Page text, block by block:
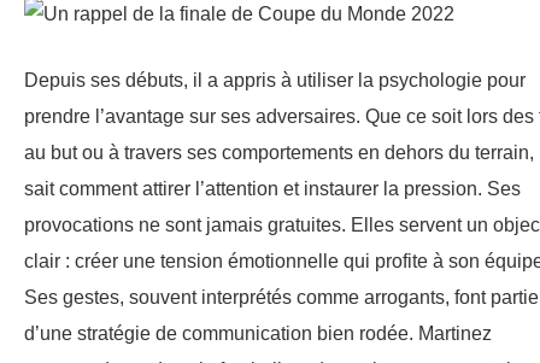
Depuis ses débuts, il a appris à utiliser la psychologie pour
prendre l’avantage sur ses adversaires. Que ce soit lors des
au but ou à travers ses comportements en dehors du terrain,
sait comment attirer l’attention et instaurer la pression. Ses
provocations ne sont jamais gratuites. Elles servent un
clair : créer une tension émotionnelle qui profite à son
Ses gestes, souvent interprétés comme arrogants, font partie
d’une stratégie de communication bien rodée. Martinez